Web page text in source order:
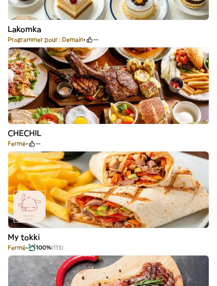
Lakomka
Programmer pour : Demain --
CHECHIL
Fermé --
My tokki
Fermé 100%(113)